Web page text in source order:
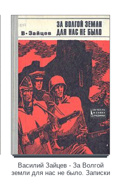
Василий Зайцев - За Волгой
земли для нас не было. Записки